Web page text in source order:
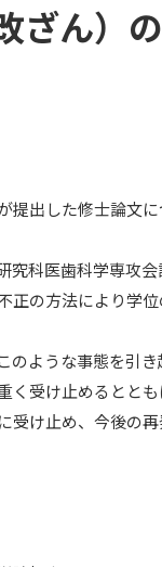
ざん）
出した修士論文
科医歯科学専攻
正の方法により
ような事態を引
受け止めるとと
け止め、今後の